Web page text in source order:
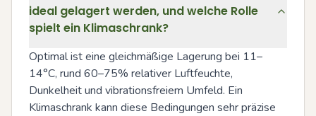
ideal gelagert werden, und welche Rolle
spielt ein Klimaschrank?
Optimal ist eine gleichmäßige Lagerung bei 11–
14°C, rund 60–75% relativer Luftfeuchte,
Dunkelheit und vibrationsfreiem Umfeld. Ein
Klimaschrank kann diese Bedingungen sehr präzise